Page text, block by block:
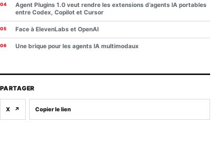
Agent Plugins 1.0 veut rendre les extensions d’agents IA portables
entre Codex, Copilot et Cursor
Face à ElevenLabs et OpenAI
Une brique pour les agents IA multimodaux
PARTAGER
X ↗ Copier le lien